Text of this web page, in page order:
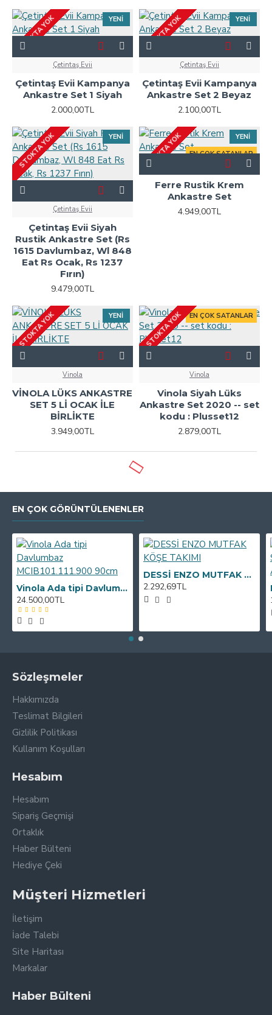
YENI
STOKTA YOK
Çetintaş Evii
Çetintaş Evii Kampanya
Ankastre Set 1 Siyah
2.000,00TL
YENI
STOKTA YOK
Çetintaş Evii
Çetintaş Evii Kampanya
Ankastre Set 2 Beyaz
2.100,00TL
YENI
STOKTA YOK
Çetintaş Evii
Çetintaş Evii Siyah
Rustik Ankastre Set (Rs
1615 Davlumbaz, Wl 848
Eat Rs Ocak, Rs 1237
Fırın)
9.479,00TL
YENI
EN ÇOK SATANLAR
STOKTA YOK
Ferre Rustik Krem
Ankastre Set
4.949,00TL
YENI
STOKTA YOK
Vinola
VİNOLA LÜKS ANKASTRE
SET 5 Lİ OCAK İLE
BİRLİKTE
3.949,00TL
EN ÇOK SATANLAR
STOKTA YOK
Vinola
Vinola Siyah Lüks
Ankastre Set 2020 -- set
kodu : Plusset12
2.879,00TL
EN ÇOK GÖRÜNTÜLENENLER
Vinola Ada tipi Davlumbaz MCIB101.111.900 90cm
24.500,00TL
DESSİ ENZO MUTFAK KÖŞE TAKIMI
2.292,69TL
Sözleşmeler
Hakkımızda
Teslimat Bilgileri
Gizlilik Politikası
Kullanım Koşulları
Hesabım
Hesabım
Sipariş Geçmişi
Ortaklık
Haber Bülteni
Hediye Çeki
Müşteri Hizmetleri
İletişim
İade Talebi
Site Haritası
Markalar
Haber Bülteni